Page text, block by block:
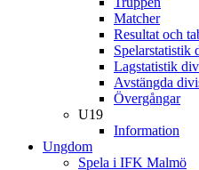
Matcher
Resultat och
Spelarstatistik
Lagstatistik
Avstängda
Övergångar
U19
Information
Ungdom
Spela i IFK Malmö